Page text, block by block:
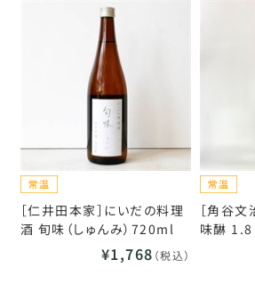
［仁井田本家］にいだの料理
酒 旬味（しゅんみ）720ml
¥1,768 （税込）
［角谷
味醂 1.8